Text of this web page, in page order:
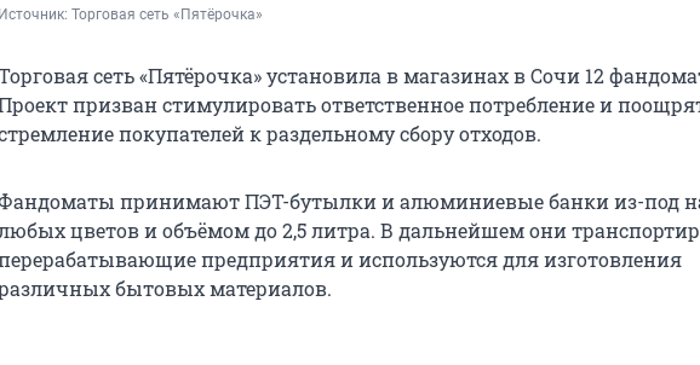
Источник: Торговая сеть «Пятёрочка»
сеть «Пятёрочка» установила в магазинах в Сочи 12
призван стимулировать ответственное потребление и
покупателей к раздельному сбору отходов.
принимают ПЭТ-бутылки и алюминиевые банки из-под
цветов и объёмом до 2,5 литра. В дальнейшем они
предприятия и используются для изготовления
бытовых материалов.